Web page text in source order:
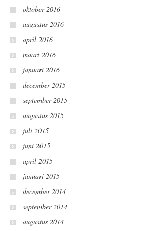
oktober 2016
augustus 2016
april 2016
maart 2016
januari 2016
december 2015
september 2015
augustus 2015
juli 2015
juni 2015
april 2015
januari 2015
december 2014
september 2014
augustus 2014